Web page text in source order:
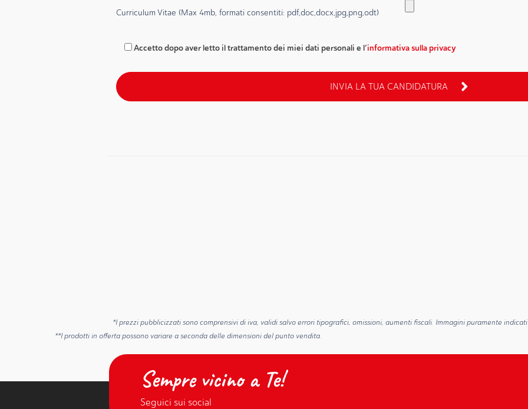
Curriculum Vitae (Max 4mb, formati consentiti: pdf,doc,docx,jpg,png,odt)
Accetto dopo aver letto il trattamento dei miei dati personali e l’informativa sulla privacy
*I prezzi pubblicizzati sono comprensivi di iva, validi salvo errori tipografici, omissioni, aumenti fiscali. Immagini puramente
**I prodotti in offerta possono variare a seconda delle dimensioni del punto vendita.
Sempre vicino a Te!
Seguici sui social